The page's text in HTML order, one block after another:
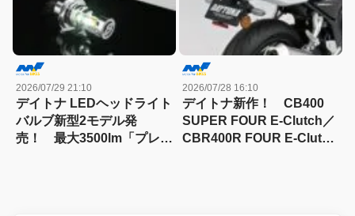
2026/07/29 21:10
デイトナ LEDヘッドライト
バルブ新型2モデル発
売！ 最大3500lm「プレシ
2026/07/28 16:10
デイトナ新作！ CB400
SUPER FOUR E-Clutch／
CBR400R FOUR E-Clutch